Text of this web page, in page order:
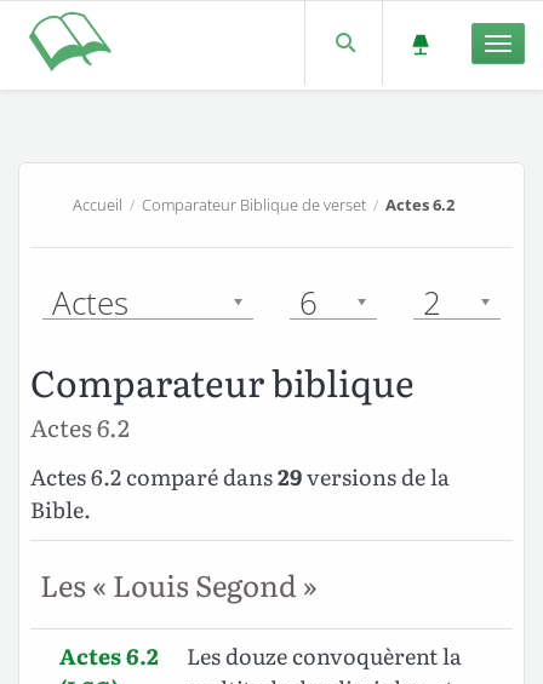
Accueil / Comparateur Biblique de verset/ Actes 6.2
Actes 6 2
Comparateur biblique
Actes 6.2
Actes 6.2 comparé dans29versions de la
Bible.
Les « Louis Segond »
Actes 6.2
Les douze convoquèrent la